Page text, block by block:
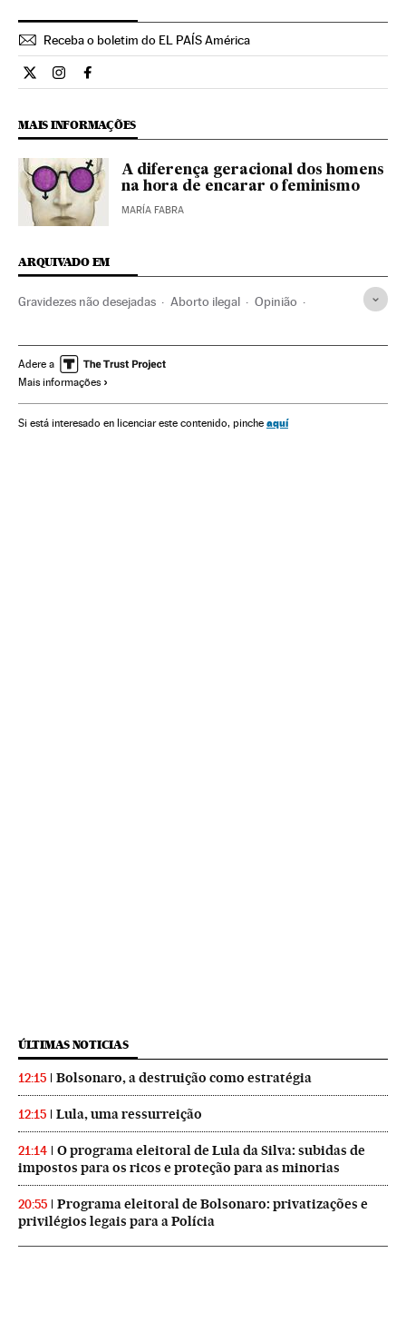
Receba o boletim do EL PAÍS América
Opiniao El País Brasil en Twitter
Opiniao El País Brasil en Instagram
Opiniao El País Brasil en Facebook
MAIS INFORMAÇÕES
A diferença geracional dos homens
na hora de encarar o feminismo
MARÍA FABRA
ARQUIVADO EM
Gravidezes não desejadas Aborto ilegal Opinião
Sexo Reprodução América do Sul
Sexualidade
Sociedade Justiça Violencia obstétrica Obstetrícia
Adere a
Mais informações
Si está interesado en licenciar este contenido, pinche aquí
ÚLTIMAS NOTICIAS
12:15 Bolsonaro, a destruição como estratégia
12:15 Lula, uma ressurreição
21:14
O programa eleitoral de Lula da Silva: subidas de
impostos para os ricos e proteção para as minorias
20:55
Programa eleitoral de Bolsonaro: privatizações e
privilégios legais para a Polícia